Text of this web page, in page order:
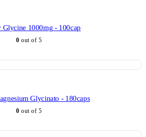
Glycine 1000mg - 100cap
0 out of 5
Glycinato - 180caps
0 out of 5